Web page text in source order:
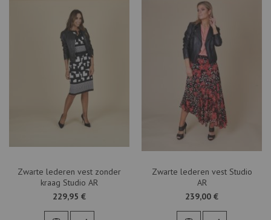
Zwarte lederen vest zonder
kraag Studio AR
229,95 €
Zwarte lederen vest Studio
AR
239,00 €